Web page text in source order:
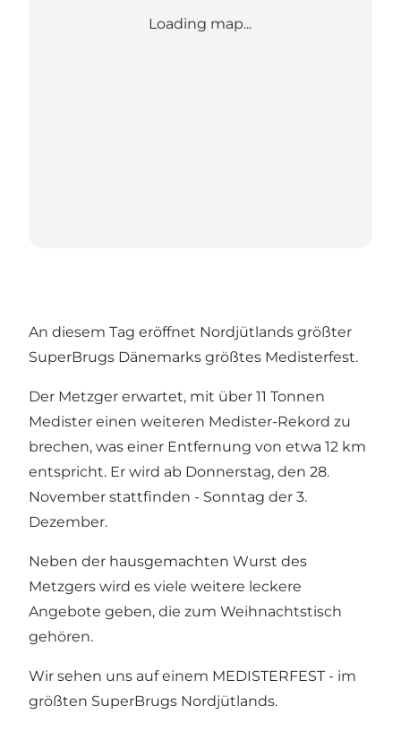
Loading map...
An diesem Tag eröffnet Nordjütlands größter
SuperBrugs Dänemarks größtes Medisterfest.
Der Metzger erwartet, mit über 11 Tonnen
Medister einen weiteren Medister-Rekord zu
brechen, was einer Entfernung von etwa 12 km
entspricht. Er wird ab Donnerstag, den 28.
November stattfinden - Sonntag der 3.
Dezember.
Neben der hausgemachten Wurst des
Metzgers wird es viele weitere leckere
Angebote geben, die zum Weihnachtstisch
gehören.
Wir sehen uns auf einem MEDISTERFEST - im
größten SuperBrugs Nordjütlands.